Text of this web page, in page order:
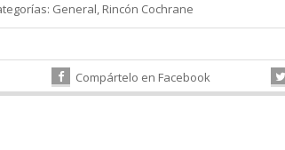
General, Rincón Cochrane
Compártelo en Facebook